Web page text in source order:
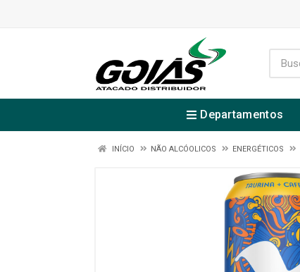
Departamentos
INÍCIO NÃO ALCÓOLICOS ENERGÉTICOS